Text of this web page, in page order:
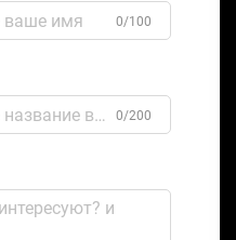
0/100
0/200